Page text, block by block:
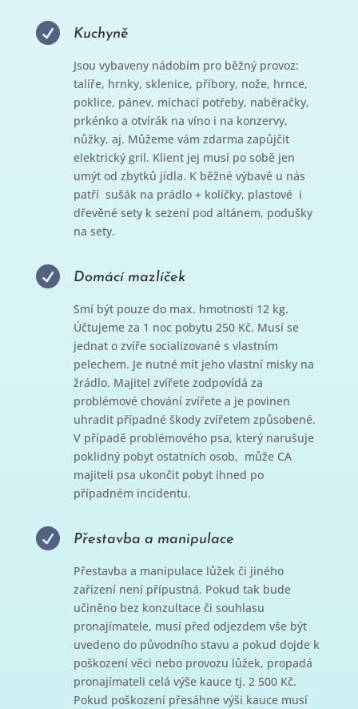
 Kuchyně
Jsou vybaveny nádobím pro běžný provoz:
talíře, hrnky, sklenice, příbory, nože, hrnce,
poklice, pánev, míchací potřeby, naběračky,
prkénko a otvírák na víno i na konzervy,
nůžky, aj. Můžeme vám zdarma zapůjčit
elektrický gril. Klient jej musí po sobě jen
umýt od zbytků jídla. K běžné výbavě u nás
patří sušák na prádlo + kolíčky, plastové i
dřevěné sety k sezení pod altánem, podušky
na sety.
 Domácí mazlíček
Smí být pouze do max. hmotnosti 12 kg.
Účtujeme za 1 noc pobytu 250 Kč. Musí se
jednat o zvíře socializované s vlastním
pelechem. Je nutné mít jeho vlastní misky na
žrádlo. Majitel zvířete zodpovídá za
problémové chování zvířete a je povinen
uhradit případné škody zvířetem způsobené.
V případě problémového psa, který narušuje
poklidný pobyt ostatních osob, může CA
majiteli psa ukončit pobyt ihned po
případném incidentu.
 Přestavba a manipulace
Přestavba a manipulace lůžek či jiného
zařízení není přípustná. Pokud tak bude
učiněno bez konzultace či souhlasu
pronajímatele, musí před odjezdem vše být
uvedeno do původního stavu a pokud dojde k
poškození věci nebo provozu lůžek, propadá
pronajímateli celá výše kauce tj. 2 500 Kč.
Pokud poškození přesáhne výši kauce musí